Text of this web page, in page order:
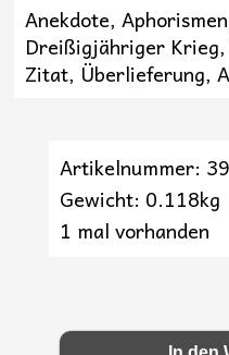
Anekdote,
Dreißigjähriger
Zitat, Überlieferung,
Artikelnummer:
Gewicht: 0.118kg
1 mal vorhanden